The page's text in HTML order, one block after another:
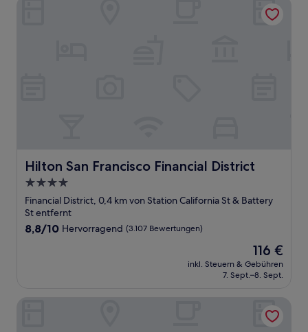
Hilton San Francisco Financial District
Hilton San Francisco Financial District
4.0-
Sterne-
Unterkunft
Financial District, 0,4 km von Station California St & Battery
St entfernt
8.8
8,8/10 Hervorragend (3.107 Bewertungen)
Der
Preis
beträgt
116 €
inkl. Steuern & Gebühren
7. Sept.–8. Sept.